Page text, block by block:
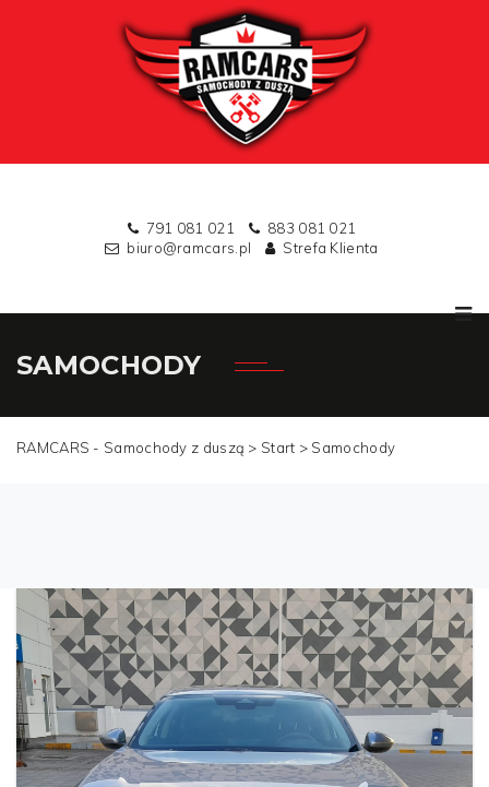
791 081 021
883 081 021
biuro@ramcars.pl
Strefa Klienta
SAMOCHODY
RAMCARS - Samochody z duszą > Start > Samochody